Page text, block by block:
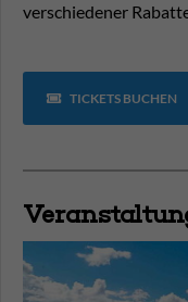
verschiedener
TICKETS BUCHEN